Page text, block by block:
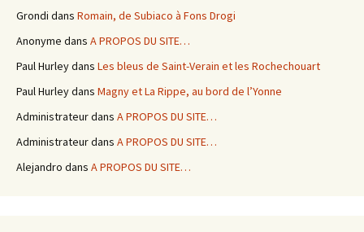
Grondi dans Romain, de Subiaco à Fons Drogi
Anonyme dans A PROPOS DU SITE…
Paul Hurleydans Les bleus de Saint-Verain et les Rochechouart
Paul Hurleydans Magny et La Rippe, au bord de l’Yonne
Administrateurdans A PROPOS DU SITE…
Administrateurdans A PROPOS DU SITE…
Alejandro dans A PROPOS DU SITE…